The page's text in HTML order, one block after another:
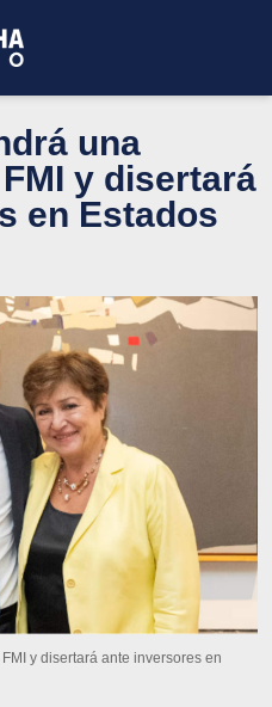
una
y disertará
en Estados
y disertará ante inversores en